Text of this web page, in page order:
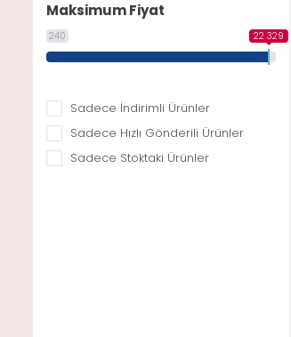
Maksimum Fiyat
240 22 329
Sadece İndirimli Ürünler
Sadece Hızlı Gönderili Ürünler
Sadece Stoktaki Ürünler